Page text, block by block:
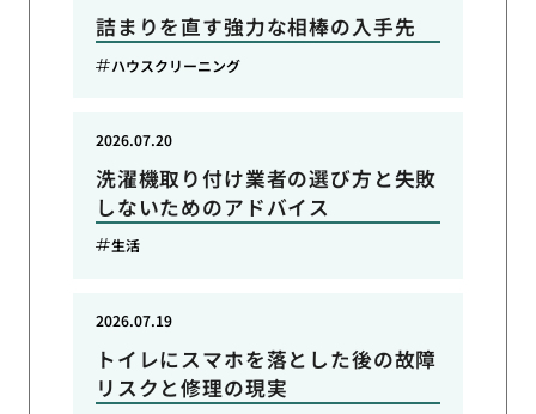
詰まりを直す強力な相棒の入手先
ハウスクリーニング
洗濯機取り付け業者の選び方と失敗
しないためのアドバイス
2026.07.20
生活
トイレにスマホを落とした後の故障
リスクと修理の現実
2026.07.19